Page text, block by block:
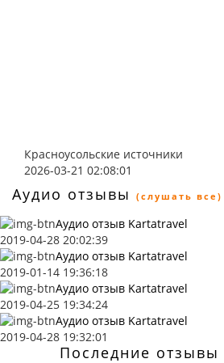
Красноусольские источники
2026-03-21 02:08:01
Аудио отзывы (слушать все)
Аудио отзыв Kartatravel
2019-04-28 20:02:39
Аудио отзыв Kartatravel
2019-01-14 19:36:18
Аудио отзыв Kartatravel
2019-04-25 19:34:24
Аудио отзыв Kartatravel
2019-04-28 19:32:01
Последние отзывы